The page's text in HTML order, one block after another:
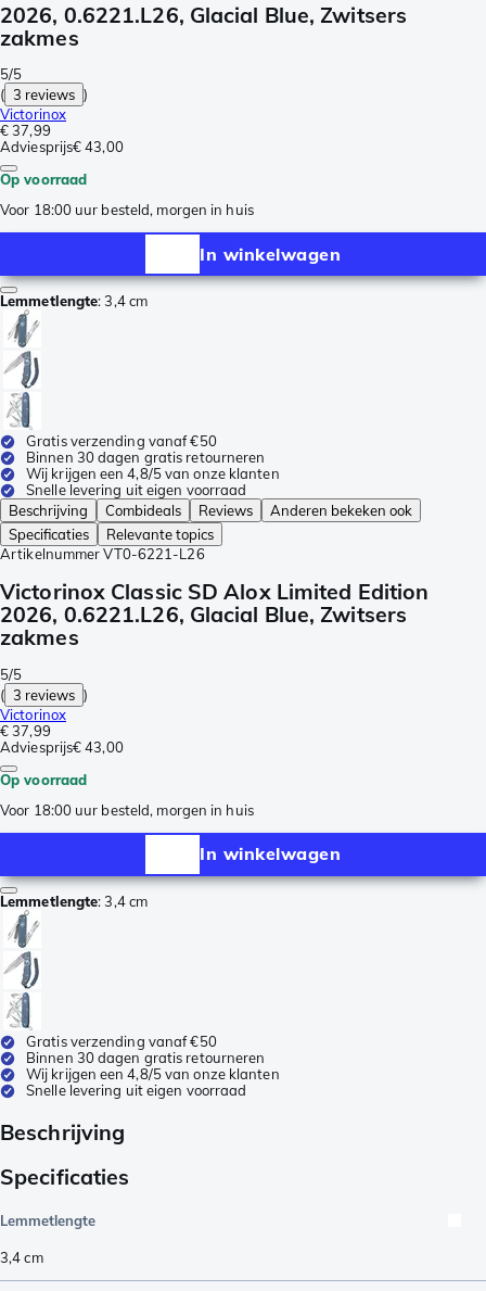
2026, 0.6221.L26, Glacial Blue, Zwitsers
zakmes
5/5
( 3 reviews )
Victorinox
€ 37,99
Adviesprijs€ 43,00
Op voorraad
Voor 18:00 uur besteld, morgen in huis
In winkelwagen
Lemmetlengte:3,4 cm
Gratis verzending vanaf €50
Binnen 30 dagen gratis retourneren
Wij krijgen een 4,8/5 van onze klanten
Snelle levering uit eigen voorraad
Beschrijving
Combideals Reviews
Anderen bekeken ook
Specificaties
Relevante topics
Artikelnummer VT0-6221-L26
Victorinox Classic SD Alox Limited Edition
2026, 0.6221.L26, Glacial Blue, Zwitsers
zakmes
5/5
( 3 reviews )
Victorinox
€ 37,99
Adviesprijs€ 43,00
Op voorraad
Voor 18:00 uur besteld, morgen in huis
In winkelwagen
Lemmetlengte:3,4 cm
Gratis verzending vanaf €50
Binnen 30 dagen gratis retourneren
Wij krijgen een 4,8/5 van onze klanten
Snelle levering uit eigen voorraad
Beschrijving
Specificaties
Lemmetlengte
3,4cm